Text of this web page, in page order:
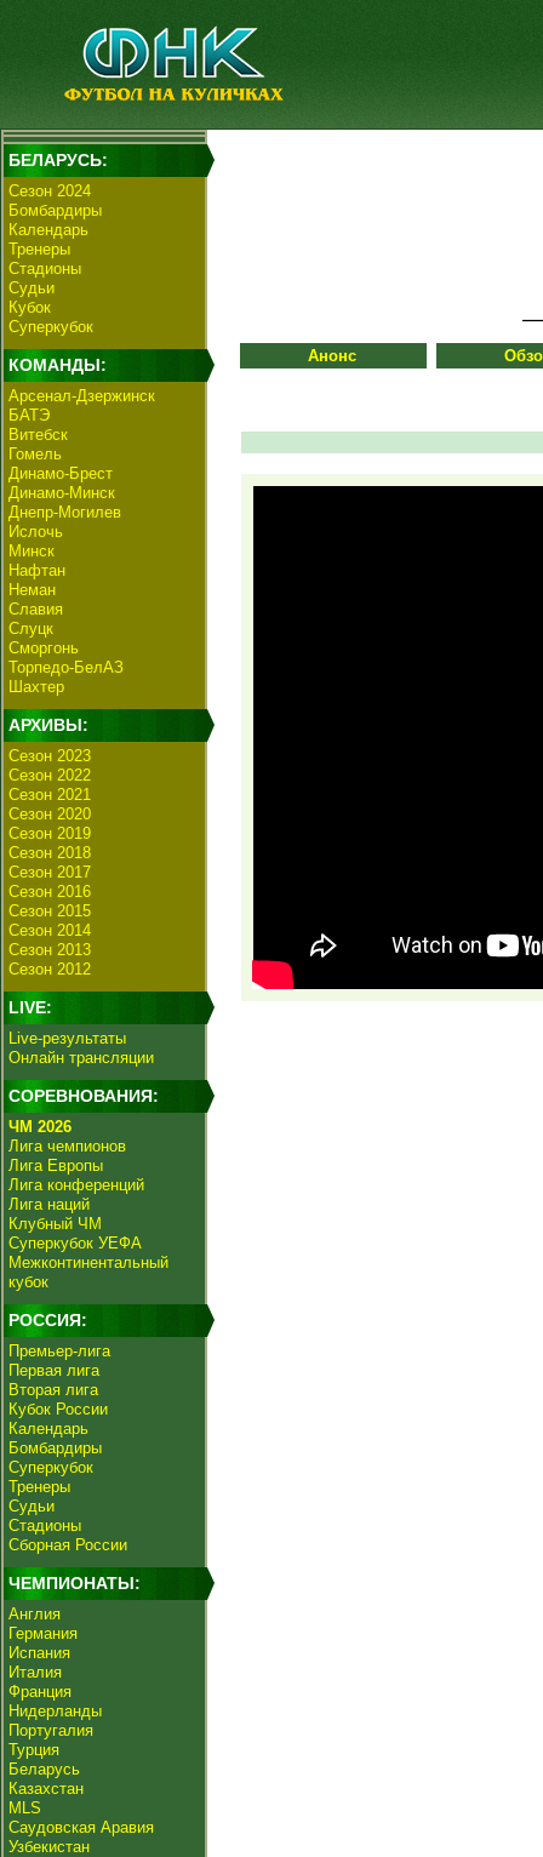
БЕЛАРУСЬ:
Сезон 2024
Бомбардиры
Календарь
Тренеры
Стадионы
Судьи
Кубок
Суперкубок
КОМАНДЫ:
Арсенал-Дзержинск
БАТЭ
Витебск
Гомель
Динамо-Брест
Динамо-Минск
Днепр-Могилев
Ислочь
Минск
Нафтан
Неман
Славия
Слуцк
Сморгонь
Торпедо-БелАЗ
Шахтер
АРХИВЫ:
Сезон 2023
Сезон 2022
Сезон 2021
Сезон 2020
Сезон 2019
Сезон 2018
Сезон 2017
Сезон 2016
Сезон 2015
Сезон 2014
Сезон 2013
Сезон 2012
LIVE:
Live-результаты
Онлайн трансляции
СОРЕВНОВАНИЯ:
ЧМ 2026
Лига чемпионов
Лига Европы
Лига конференций
Лига наций
Клубный ЧМ
Суперкубок УЕФА
Межконтинентальный
кубок
РОССИЯ:
Премьер-лига
Первая лига
Вторая лига
Кубок России
Календарь
Бомбардиры
Суперкубок
Тренеры
Судьи
Стадионы
Сборная России
ЧЕМПИОНАТЫ:
Англия
Германия
Испания
Италия
Франция
Нидерланды
Португалия
Турция
Беларусь
Казахстан
MLS
Саудовская Аравия
Узбекистан
Анонс